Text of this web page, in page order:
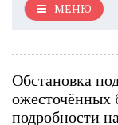
МЕНЮ
Обстановка
ожесточённых
подробности